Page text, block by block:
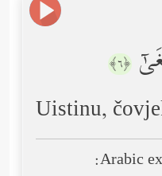
﴿٦﴾
Uistinu,
Arabic